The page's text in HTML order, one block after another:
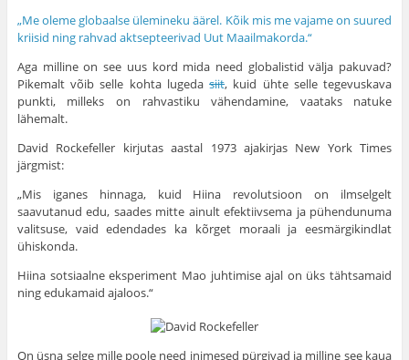
„Me oleme globaalse ülemineku äärel. Kõik mis me vajame on suured
kriisid ning rahvad aktsepteerivad Uut Maailmakorda.“
Aga milline on see uus kord mida need globalistid välja pakuvad?
Pikemalt võib selle kohta lugedasiit, kuid ühte selle tegevuskava
punkti, milleks on rahvastiku vähendamine, vaataks natuke
lähemalt.
David Rockefeller kirjutas aastal 1973 ajakirjas New York Times
järgmist:
„Mis iganes hinnaga, kuid Hiina revolutsioon on ilmselgelt
saavutanud edu, saades mitte ainult efektiivsema ja pühendunuma
valitsuse, vaid edendades ka kõrget moraali ja eesmärgikindlat
ühiskonda.
Hiina sotsiaalne eksperiment Mao juhtimise ajal on üks tähtsamaid
ning edukamaid ajaloos.“
On üsna selge mille poole need inimesed pürgivad ja milline see kaua